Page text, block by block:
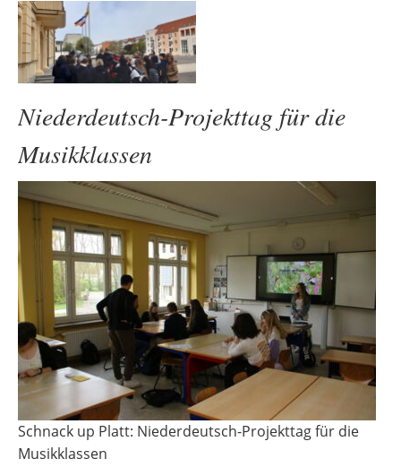
Niederdeutsch-Projekttag für die
Musikklassen
Schnack up Platt: Niederdeutsch-Projekttag für die
Musikklassen